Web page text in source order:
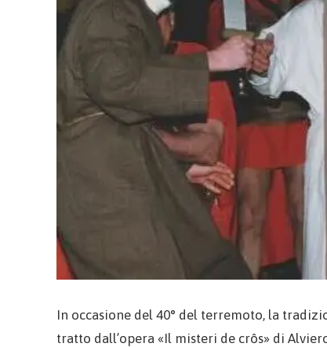
In occasione del 40° del terremoto, la
tratto dall’opera «Il misteri de crôs» di